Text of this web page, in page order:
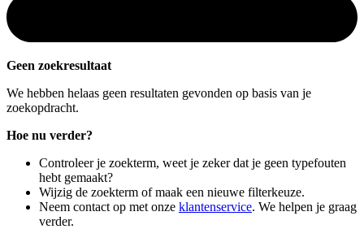
Geen zoekresultaat
We hebben helaas geen resultaten gevonden op basis van je
zoekopdracht.
Hoe nu verder?
Controleer je zoekterm, weet je zeker dat je geen typefouten
hebt gemaakt?
Wijzig de zoekterm of maak een nieuwe filterkeuze.
Neem contact op met onze klantenservice. We helpen je graag
verder.